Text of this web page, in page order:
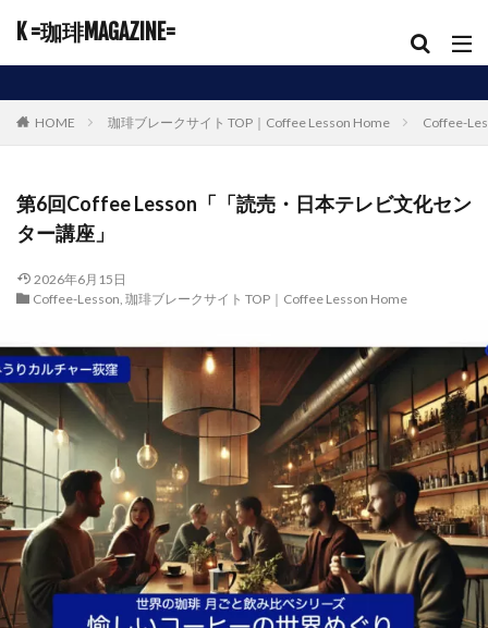
K =珈琲MAGAZINE=
HOME 珈琲ブレークサイト TOP｜Coffee Lesson Home Coffee-
第6回Coffee Lesson「「読売・日本テレビ文化セン
ター講座」
2026年6月15日
Coffee-Lesson, 珈琲ブレークサイト TOP｜Coffee Lesson Home